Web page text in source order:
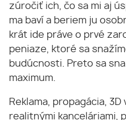
zúročiť ich, čo sa mi aj
ma baví a beriem ju
krát ide práve o prvé
peniaze, ktoré sa
budúcnosti. Preto sa
maximum.
Reklama, propagácia,
realitnými kanceláriami,